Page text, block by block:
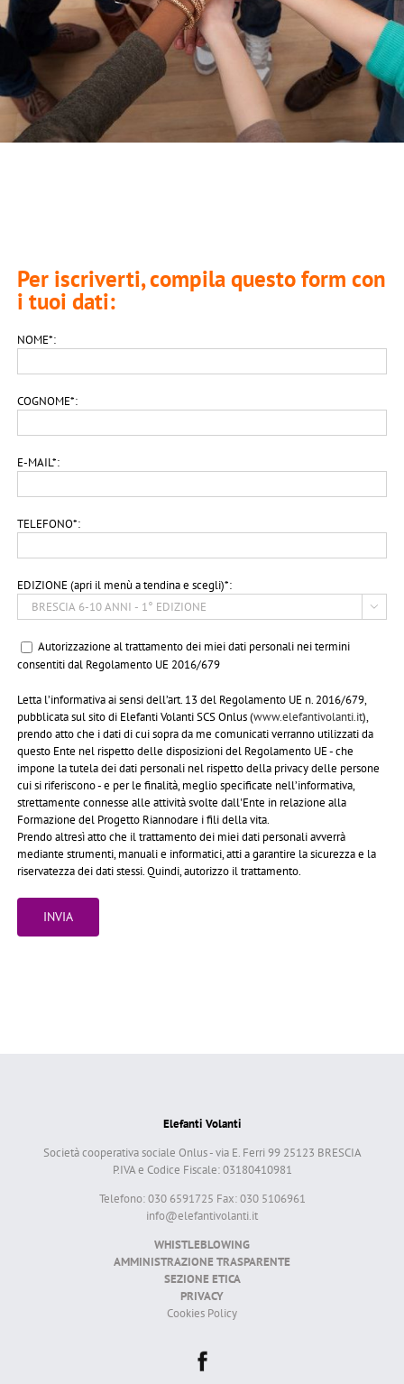
Per iscriverti, compila questo form con
i tuoi dati:
NOME*:
COGNOME*:
E-MAIL*:
TELEFONO*:
EDIZIONE (apri il menù a tendina e scegli)*:

Autorizzazione al trattamento dei miei dati personali nei termini
consentiti dal Regolamento UE 2016/679
Letta l’informativa ai sensi dell’art. 13 del Regolamento UE n. 2016/679,
pubblicata sul sito di Elefanti Volanti SCS Onlus (www.elefantivolanti.it),
prendo atto che i dati di cui sopra da me comunicati verranno utilizzati da
questo Ente nel rispetto delle disposizioni del Regolamento UE - che
impone la tutela dei dati personali nel rispetto della privacy delle persone
cui si riferiscono - e per le finalità, meglio specificate nell’informativa,
strettamente connesse alle attività svolte dall'Ente in relazione alla
Formazione del Progetto Riannodare i fili della vita.
Prendo altresì atto che il trattamento dei miei dati personali avverrà
mediante strumenti, manuali e informatici, atti a garantire la sicurezza e la
riservatezza dei dati stessi. Quindi, autorizzo il trattamento.
Elefanti Volanti
Società cooperativa sociale Onlus - via E. Ferri 99 25123 BRESCIA
P.IVA e Codice Fiscale: 03180410981
Telefono: 030 6591725 Fax: 030 5106961
info@elefantivolanti.it
WHISTLEBLOWING
AMMINISTRAZIONE TRASPARENTE
SEZIONE ETICA
PRIVACY
Cookies Policy